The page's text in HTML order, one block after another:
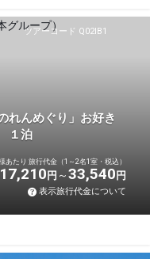
ツアーコード Q02IB1
れんめぐり」お好き
１泊
あたり 旅行代金（1～2名1室・税込）
17,210 円 33,540 円
表示旅行代金について